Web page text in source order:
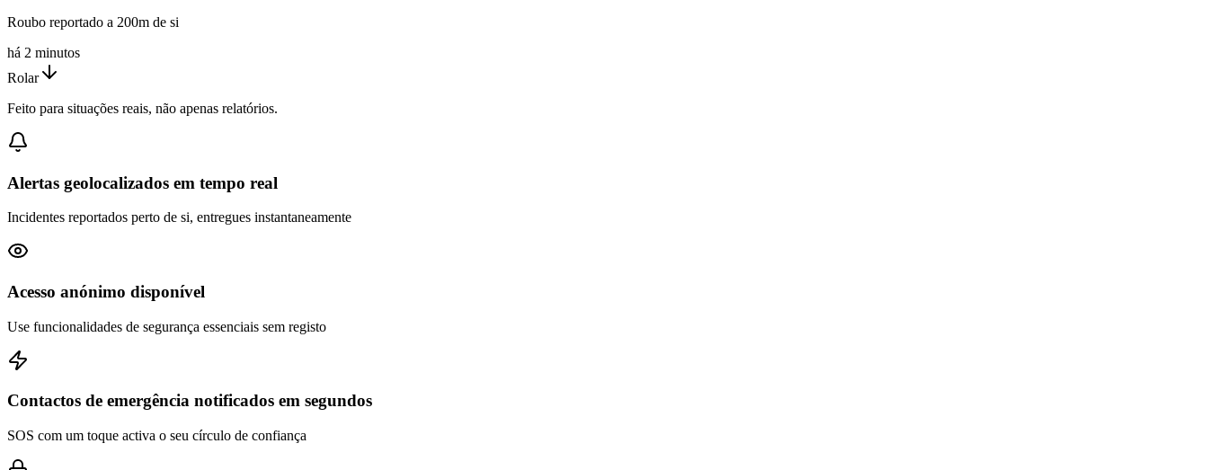
Roubo reportado a 200m de si
há 2 minutos
Rolar
Feito para situações reais, não apenas relatórios.
Alertas geolocalizados em tempo real
Incidentes reportados perto de si, entregues instantaneamente
Acesso anónimo disponível
Use funcionalidades de segurança essenciais sem registo
Contactos de emergência notificados em segundos
SOS com um toque activa o seu círculo de confiança